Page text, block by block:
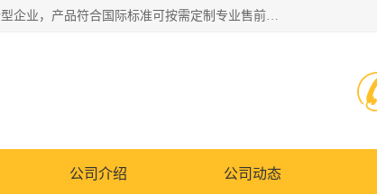
湖南兰思仪器有限公司是一家从事检测仪器研发生产销售和维修保养服务的综合型企业，产品符合国际标准可按需定制专业售前售后工程师，主要有门窗性能体验箱、门窗隔音展示箱、恒温恒湿试验箱、步入式恒温恒湿房、高低温试验箱、老化试验箱、老化试验房、恒温恒湿培养箱、水泥标准养护试验箱、电热鼓风干燥试验箱、真空干燥箱、工业烤箱、盐雾腐蚀试验箱等。
公司介绍 公司动态